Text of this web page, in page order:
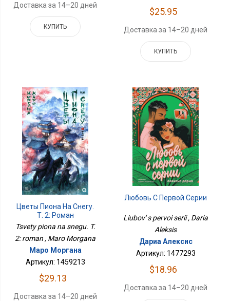
Доставка за 14–20 дней
КУПИТЬ
$25.95
Доставка за 14–20 дней
КУПИТЬ
Цветы Пиона На Снегу.
Т. 2: Роман
Tsvety piona na snegu. T.
2: roman , Maro Morgana
Маро Моргана
Артикул: 1459213
$29.13
Доставка за 14–20 дней
Любовь С Первой Серии
Liubov' s pervoi serii , Daria
Aleksis
Дариа Алексис
Артикул: 1477293
$18.96
Доставка за 14–20 дней